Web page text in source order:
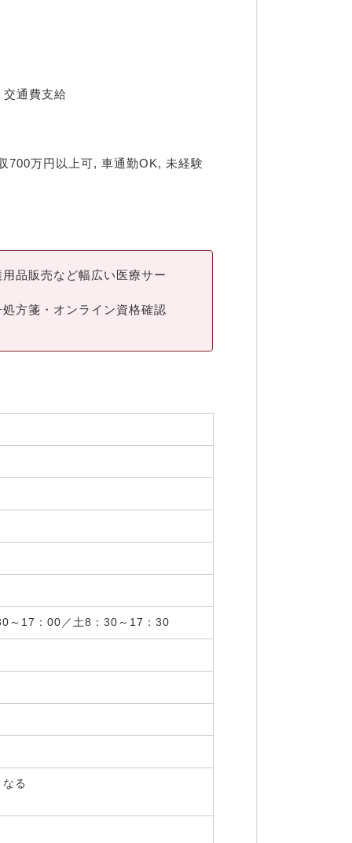
通費支給
700万円以上可, 車通勤OK, 未経験
品販売など幅広い医療サー
方箋・オンライン資格確認
～17：00／土8：30～17：30
る